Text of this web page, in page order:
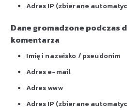
Adres IP (zbierane
Dane gromadzone podczas
komentarza
Imię i nazwisko / pseudonim
Adres e-mail
Adres www
Adres IP (zbierane